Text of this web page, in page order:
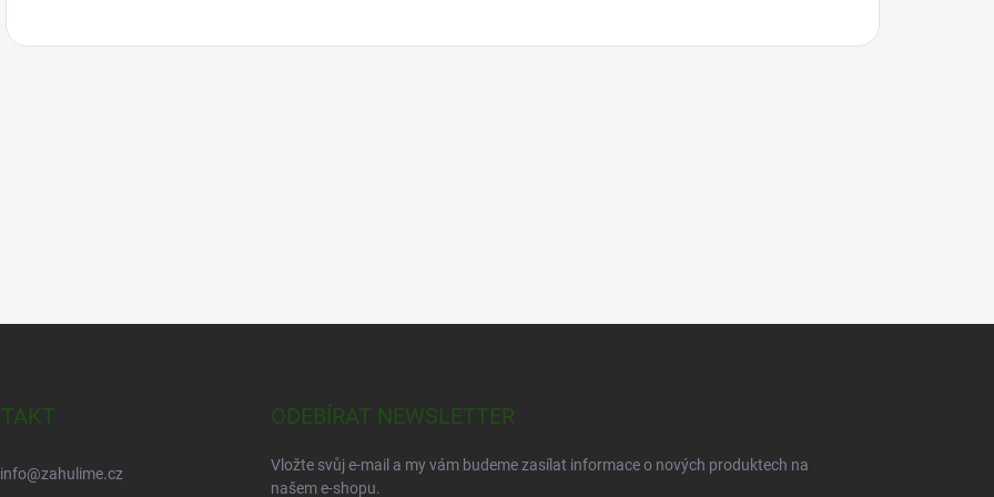
info@zahulime.cz
ODEBÍRAT NEWSLETTER
Vložte svůj e-mail a my vám budeme zasílat informace o nových produktech na
našem e-shopu.